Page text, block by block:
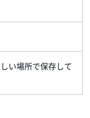
い場所で保存して